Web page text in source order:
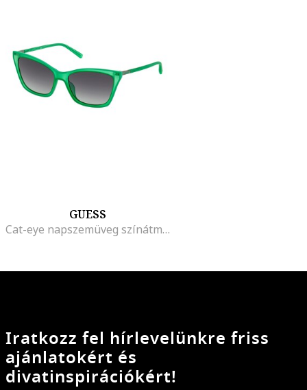
GUESS
Cat-eye napszemüveg színátmenetes lencsékkel
Iratkozz fel hírlevelünkre friss
ajánlatokért és
divatinspirációkért!